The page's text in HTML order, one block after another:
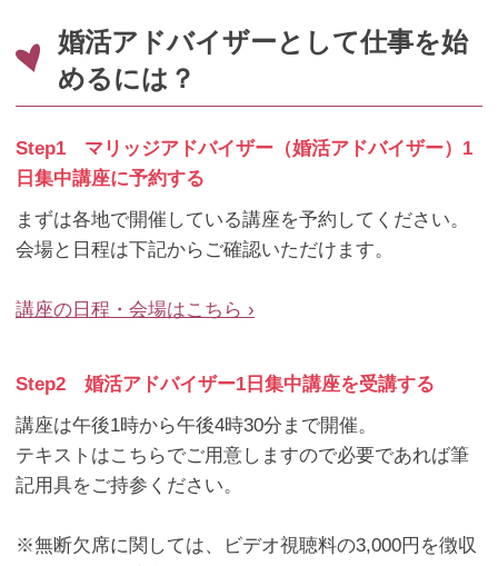
婚活アドバイザーとして仕事を始
めるには？
Step1 マリッジアドバイザー（婚活アドバイザー）1
日集中講座に予約する
まずは各地で開催している講座を予約してください。
会場と日程は下記からご確認いただけます。
講座の日程・会場はこちら ›
Step2 婚活アドバイザー1日集中講座を受講する
講座は午後1時から午後4時30分まで開催。
テキストはこちらでご用意しますので必要であれば筆
記用具をご持参ください。
※無断欠席に関しては、ビデオ視聴料の3,000円を徴収